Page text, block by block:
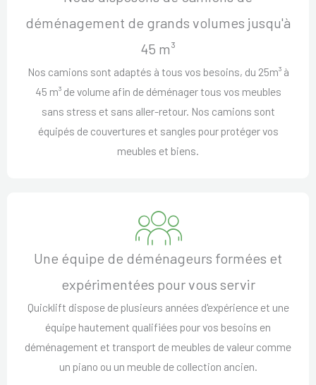
déménagement de grands volumes jusqu'à
45 m³
Nos camions sont adaptés à tous vos besoins, du 25m³ à
45 m³ de volume afin de déménager tous vos meubles
sans stress et sans aller-retour. Nos camions sont
équipés de couvertures et sangles pour protéger vos
meubles et biens.
Une équipe de déménageurs formées et
expérimentées pour vous servir
Quicklift dispose de plusieurs années d'expérience et une
équipe hautement qualifiées pour vos besoins en
déménagement et transport de meubles de valeur comme
un piano ou un meuble de collection ancien.